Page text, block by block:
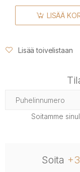
LISÄÄ
Lisää toivelistaan
Soitamme
Soita